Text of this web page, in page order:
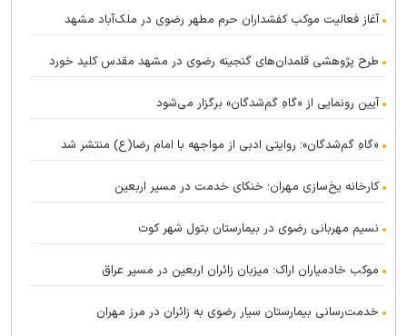
آغاز فعالیت موکب کفشداران حرم مطهر رضوی در ملک‌آباد مشهد
طرح پژوهشی قلمدان‌های گنجینه رضوی در مشهد مقدس کلید خورد
آیین رونمایی از «گاهِ گم‌شدگان» برگزار می‌شود
«گاهِ گم‌شدگان»؛ روایتی ادبی از مواجهه با امام رضا(ع) منتشر شد
کارخانه یخ‌سازی مهران؛ خنکای خدمت در مسیر اربعین
نسیم مهربانی رضوی در بیمارستان بتول شهر کوت
موکب خادمیاران اراک؛ میزبان زائران اربعین در مسیر عراق
خدمت‌رسانی بیمارستان سیار رضوی به زائران در مرز مهران